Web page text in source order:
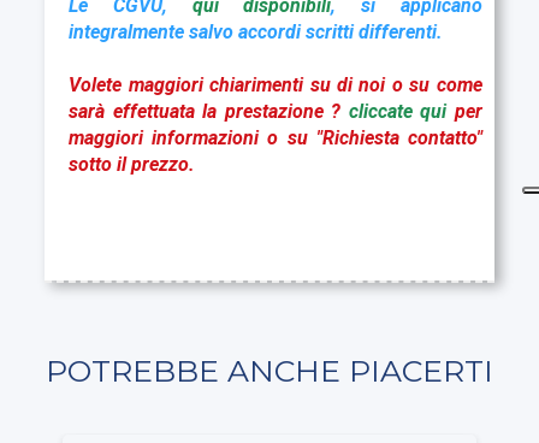
Le CGVU, qui disponibili, si applicano
integralmente salvo accordi scritti differenti.
Volete maggiori chiarimenti su di noi o su come
sarà effettuata la prestazione ? cliccate qui per
maggiori informazioni o su "Richiesta contatto"
sotto il prezzo.
POTREBBE ANCHE PIACERTI